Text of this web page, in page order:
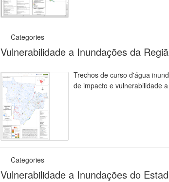
Categories
Vulnerabilidade a Inundações da
Trechos de curso d'água
de impacto e vulnerabilidade
Categories
Vulnerabilidade a Inundações do